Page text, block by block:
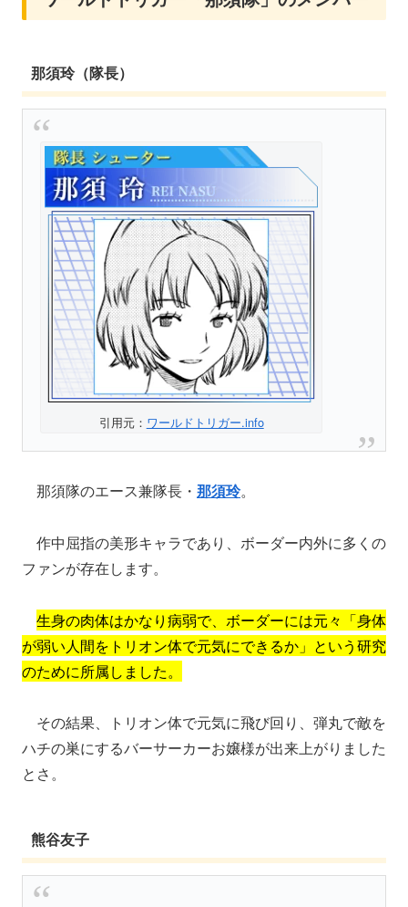
那須玲（隊長）
引用元： ワールドトリガー.info
那須隊のエース兼隊長・ 那須玲。
作中屈指の美形キャラであり、ボーダー内外に多くの
ファンが存在します。
生身の肉体はかなり病弱で、ボーダーには元々「身体
が弱い人間をトリオン体で元気にできるか」という研究
のために所属しました。
その結果、トリオン体で元気に飛び回り、弾丸で敵を
ハチの巣にするバーサーカーお嬢様が出来上がりました
とさ。
熊谷友子